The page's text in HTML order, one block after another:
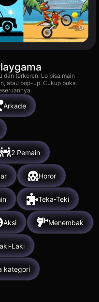
dan terkeren. Lo bisa main
atau pop-up. Cukup buka
Arkade
2 Pemain
Horor
Teka-Teki
Aksi Menembak
Laki
kategori